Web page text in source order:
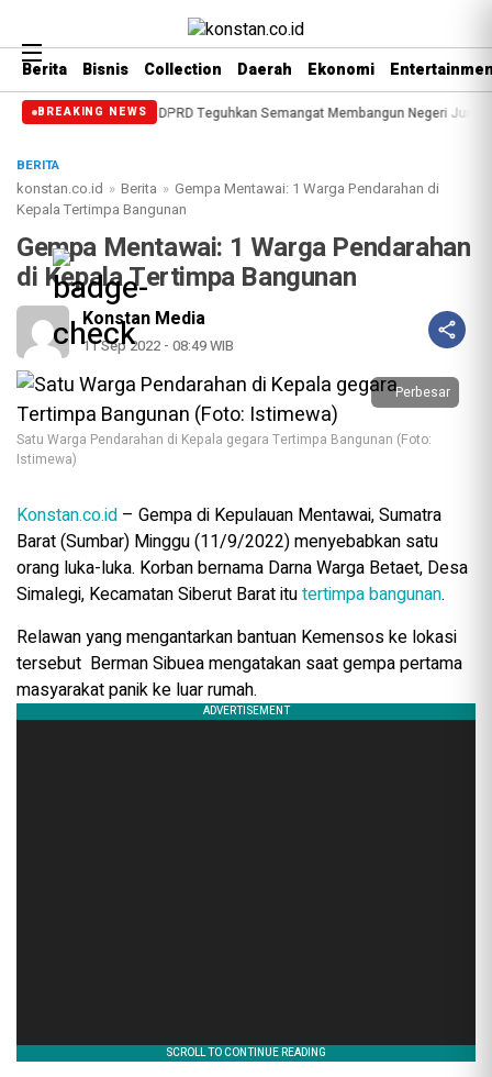
Berita Bisnis Collection Daerah Ekonomi
BREAKING NEWS
514 Bengkalis, DPRD Teguhkan Semangat Membangun Negeri Junjungan
BERITA
konstan.co.id » Berita » Gempa Mentawai: 1 Warga Pendarahan di
Kepala Tertimpa Bangunan
Gempa Mentawai: 1 Warga Pendarahan
di Kepala Tertimpa Bangunan
Konstan Media
11 Sep 2022 - 08:49 WIB
Perbesar
Satu Warga Pendarahan di Kepala gegara Tertimpa Bangunan (Foto:
Istimewa)
Konstan.co.id – Gempa di Kepulauan Mentawai, Sumatra
Barat (Sumbar) Minggu (11/9/2022) menyebabkan satu
orang luka-luka. Korban bernama Darna Warga Betaet, Desa
Simalegi, Kecamatan Siberut Barat itutertimpa bangunan.
Relawan yang mengantarkan bantuan Kemensos ke lokasi
tersebut Berman Sibuea mengatakan saat gempa pertama
masyarakat panik ke luar rumah.